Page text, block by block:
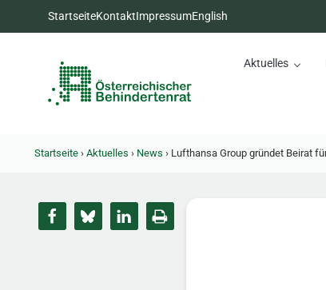
Zum Inhalt springen
Zur Hauptnavigation springen
Zum Footer springen
StartseiteKontaktImpressumEnglish
Aktuelles
Startseite › Aktuelles › News ›Lufthansa Group gründet Beirat